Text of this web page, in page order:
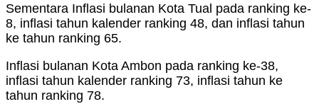
Sementara Inflasi bulanan Kota Tual pada ranking ke-
8, inflasi tahun kalender ranking 48, dan inflasi tahun
ke tahun ranking 65.
Inflasi bulanan Kota Ambon pada ranking ke-38,
inflasi tahun kalender ranking 73, inflasi tahun ke
tahun ranking 78.